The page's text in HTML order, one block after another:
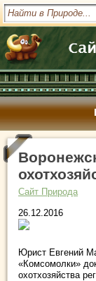
Сайт Природа
26.12.2016
Юрист Евгений
«Комсомолки»
охотхозяйства